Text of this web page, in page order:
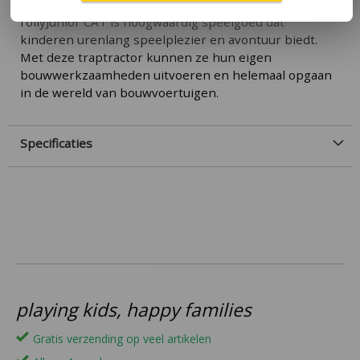
verschillende speelsituaties te gebruiken. De
rollyJunior CAT is hoogwaardig speelgoed dat
kinderen urenlang speelplezier en avontuur biedt.
Met deze traptractor kunnen ze hun eigen
bouwwerkzaamheden uitvoeren en helemaal opgaan
in de wereld van bouwvoertuigen.
Specificaties
playing kids, happy families
Gratis verzending op veel artikelen